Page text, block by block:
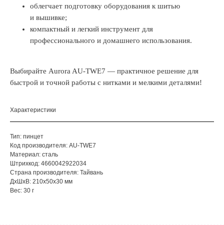
облегчает подготовку оборудования к шитью
и вышивке;
компактный и легкий инструмент для
профессионального и домашнего использования.
Выбирайте Aurora AU-TWE7 — практичное решение для
быстрой и точной работы с нитками и мелкими деталями!
Характеристики
Тип: пинцет
Код производителя: AU-TWE7
Материал: сталь
Штрихкод: 4660042922034
Страна производителя: Тайвань
ДxШxВ: 210x50x30 мм
Вес: 30 г